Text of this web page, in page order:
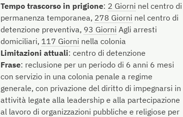
Tempo trascorso in prigione: 2 Giorni nel centro di
permanenza temporanea, 278 Giorni nel centro di
detenzione preventiva, 93 Giorni Agli arresti
domiciliari, 117 Giorni nella colonia
Limitazioni attuali:centro di detenzione
Frase: reclusione per un periodo di 6 anni 6 mesi
con servizio in una colonia penale a regime
generale, con privazione del diritto di impegnarsi in
attività legate alla leadership e alla partecipazione
al lavoro di organizzazioni pubbliche e religiose per